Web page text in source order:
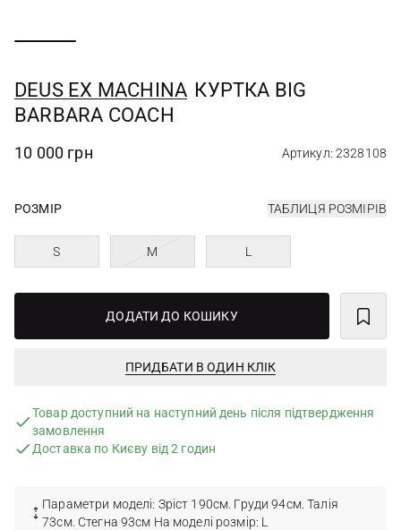
DEUS EX MACHINА КУРТКА BIG
BARBARA COACH
10 000 грн Артикул: 2328108
РОЗМІР ТАБЛИЦЯ РОЗМІРІВ
S M L
ДОДАТИ ДО КОШИКУ
ПРИДБАТИ В ОДИН КЛІК
Товар доступний на наступний день після підтвердження
замовлення
Доставка по Києву від 2 годин
Параметри моделі: Зріст 190см. Груди 94см. Талія
73см. Стегна 93см На моделі розмір: L